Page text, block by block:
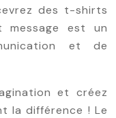
des t-shirts
message est un
et de
et créez
la différence ! Le